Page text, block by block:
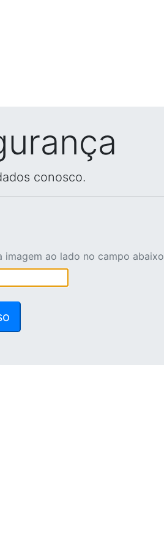
conosco.
imagem ao lado no campo abaixo